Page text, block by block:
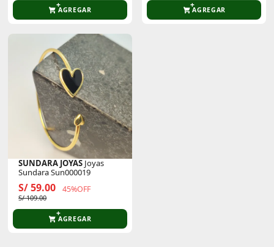
AGREGAR AGREGAR
SUNDARA JOYAS Joyas
Sundara Sun000019
S/ 59.00 45%OFF
S/ 109.00
AGREGAR